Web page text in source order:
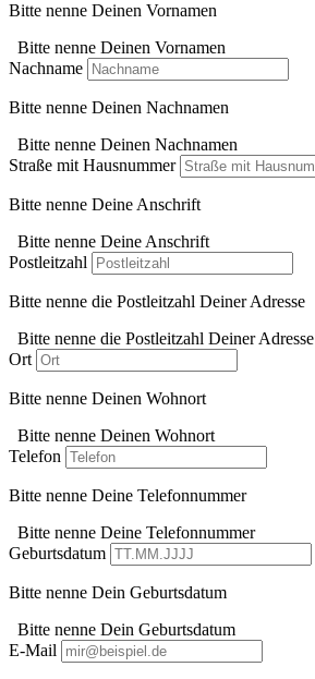
Bitte nenne Deinen Vornamen
Bitte nenne Deinen Vornamen
Nachname
Bitte nenne Deinen Nachnamen
Bitte nenne Deinen Nachnamen
Straße mit Hausnummer
Bitte nenne Deine Anschrift
Bitte nenne Deine Anschrift
Postleitzahl
Bitte nenne die Postleitzahl Deiner Adresse
Bitte nenne die Postleitzahl Deiner Adresse
Ort
Bitte nenne Deinen Wohnort
Bitte nenne Deinen Wohnort
Telefon
Bitte nenne Deine Telefonnummer
Bitte nenne Deine Telefonnummer
Geburtsdatum
Bitte nenne Dein Geburtsdatum
Bitte nenne Dein Geburtsdatum
E-Mail